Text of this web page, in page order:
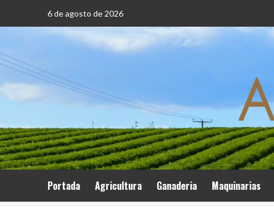
6 de agosto de 2026
Portada Agricultura Ganaderia Maquinarias